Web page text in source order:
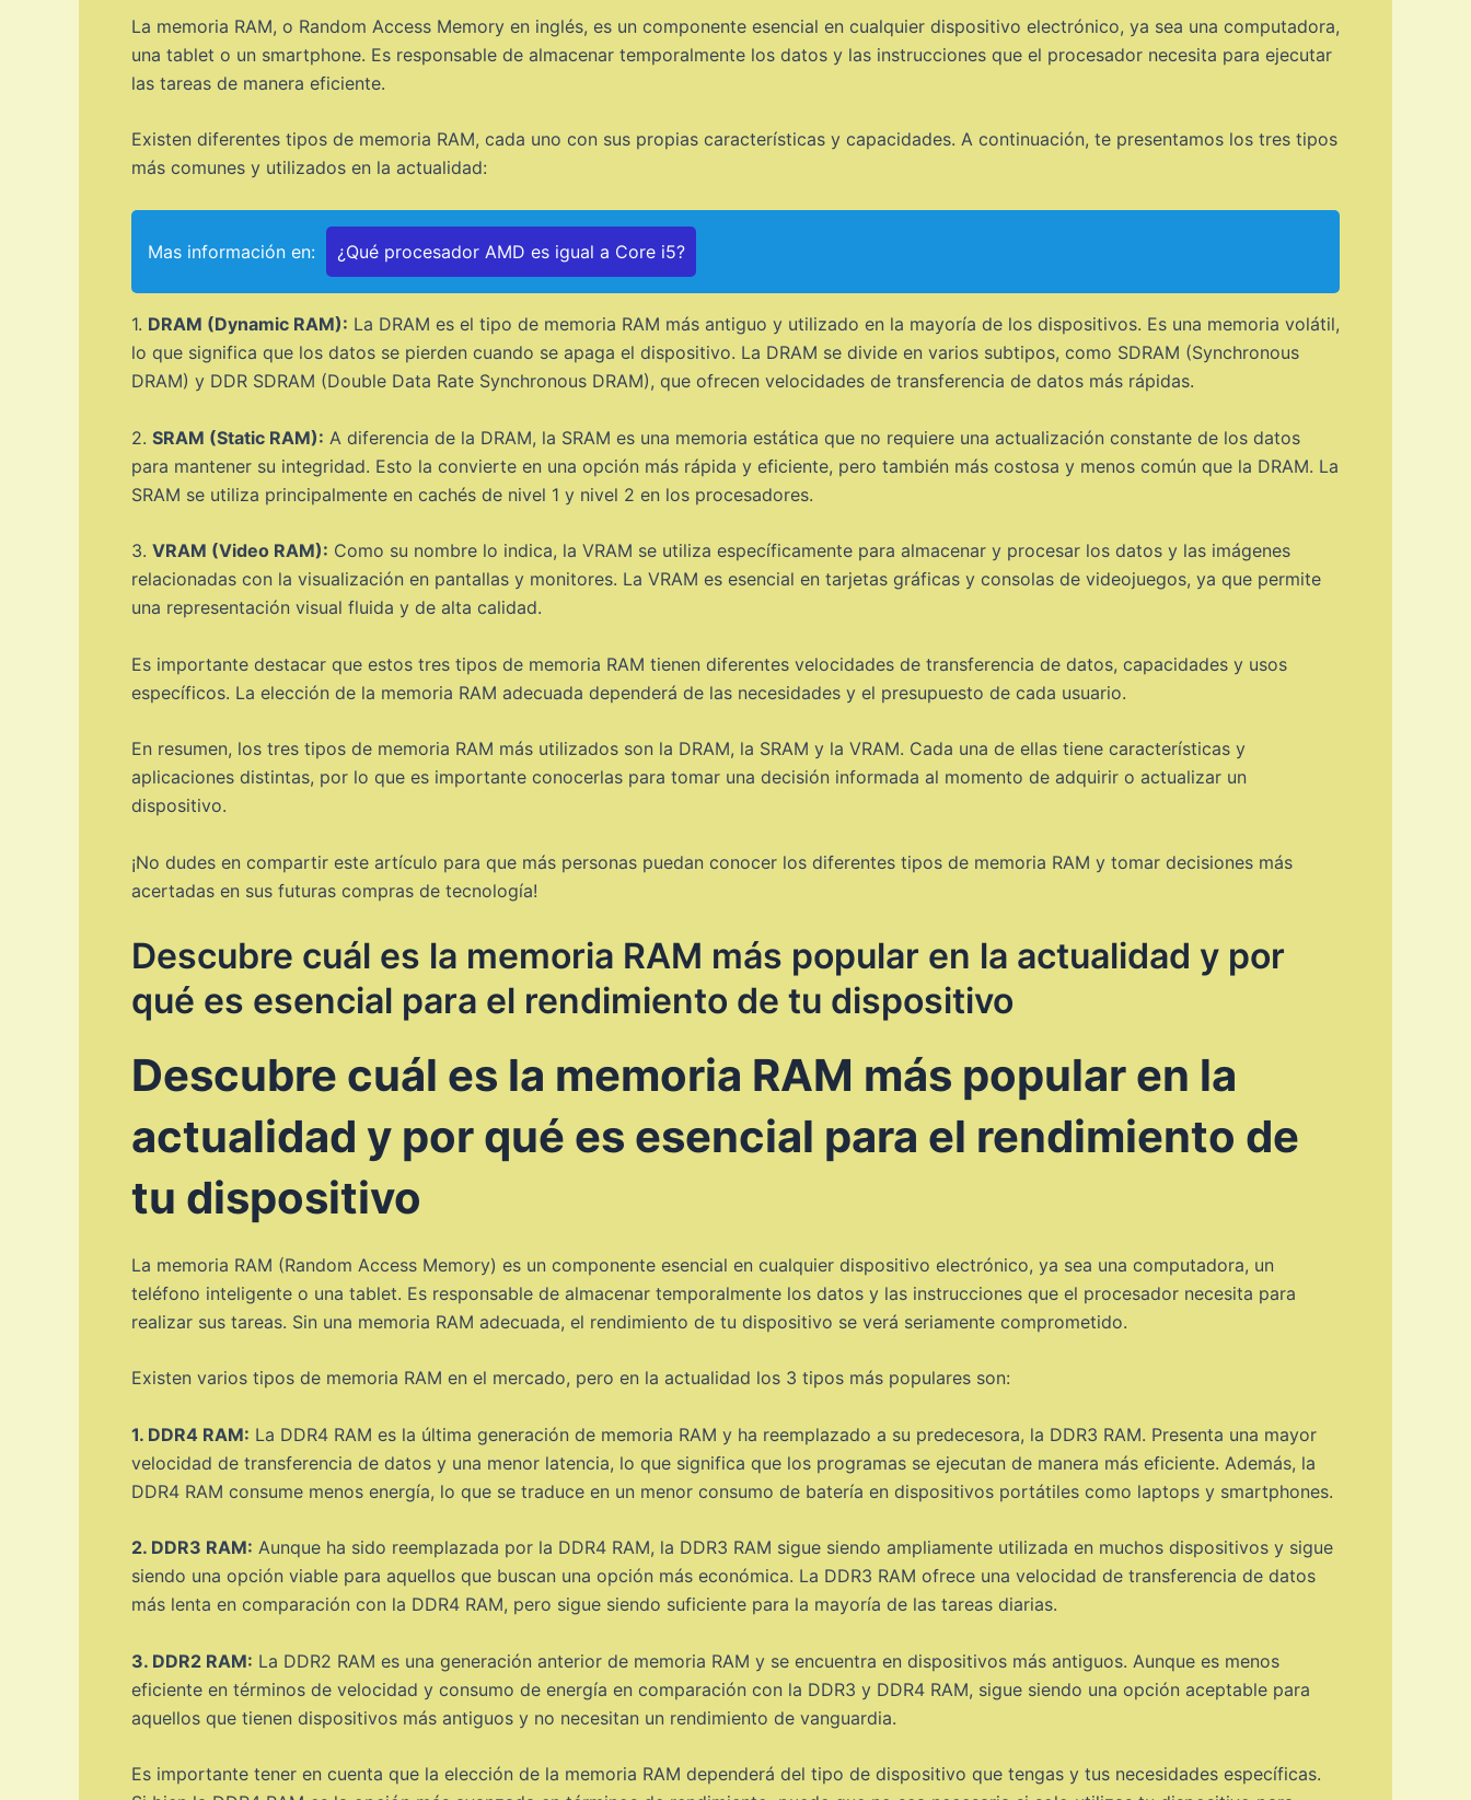
La memoria RAM, o Random Access Memory en inglés, es un componente esencial en cualquier dispositivo electrónico, ya sea una computadora,
una tablet o un smartphone. Es responsable de almacenar temporalmente los datos y las instrucciones que el procesador necesita para ejecutar
las tareas de manera eficiente.
Existen diferentes tipos de memoria RAM, cada uno con sus propias características y capacidades. A continuación, te presentamos los tres tipos
más comunes y utilizados en la actualidad:
Mas información en: ¿Qué procesador AMD es igual a Core i5?
1. DRAM (Dynamic RAM): La DRAM es el tipo de memoria RAM más antiguo y utilizado en la mayoría de los dispositivos. Es una memoria volátil,
lo que significa que los datos se pierden cuando se apaga el dispositivo. La DRAM se divide en varios subtipos, como SDRAM (Synchronous
DRAM) y DDR SDRAM (Double Data Rate Synchronous DRAM), que ofrecen velocidades de transferencia de datos más rápidas.
2. SRAM (Static RAM): A diferencia de la DRAM, la SRAM es una memoria estática que no requiere una actualización constante de los datos
para mantener su integridad. Esto la convierte en una opción más rápida y eficiente, pero también más costosa y menos común que la DRAM. La
SRAM se utiliza principalmente en cachés de nivel 1 y nivel 2 en los procesadores.
3. VRAM (Video RAM): Como su nombre lo indica, la VRAM se utiliza específicamente para almacenar y procesar los datos y las imágenes
relacionadas con la visualización en pantallas y monitores. La VRAM es esencial en tarjetas gráficas y consolas de videojuegos, ya que permite
una representación visual fluida y de alta calidad.
Es importante destacar que estos tres tipos de memoria RAM tienen diferentes velocidades de transferencia de datos, capacidades y usos
específicos. La elección de la memoria RAM adecuada dependerá de las necesidades y el presupuesto de cada usuario.
En resumen, los tres tipos de memoria RAM más utilizados son la DRAM, la SRAM y la VRAM. Cada una de ellas tiene características y
aplicaciones distintas, por lo que es importante conocerlas para tomar una decisión informada al momento de adquirir o actualizar un
dispositivo.
¡No dudes en compartir este artículo para que más personas puedan conocer los diferentes tipos de memoria RAM y tomar decisiones más
acertadas en sus futuras compras de tecnología!
Descubre cuál es la memoria RAM más popular en la actualidad y por
qué es esencial para el rendimiento de tu dispositivo
Descubre cuál es la memoria RAM más popular en la
actualidad y por qué es esencial para el rendimiento de
tu dispositivo
La memoria RAM (Random Access Memory) es un componente esencial en cualquier dispositivo electrónico, ya sea una computadora, un
teléfono inteligente o una tablet. Es responsable de almacenar temporalmente los datos y las instrucciones que el procesador necesita para
realizar sus tareas. Sin una memoria RAM adecuada, el rendimiento de tu dispositivo se verá seriamente comprometido.
Existen varios tipos de memoria RAM en el mercado, pero en la actualidad los 3 tipos más populares son:
1. DDR4 RAM: La DDR4 RAM es la última generación de memoria RAM y ha reemplazado a su predecesora, la DDR3 RAM. Presenta una mayor
velocidad de transferencia de datos y una menor latencia, lo que significa que los programas se ejecutan de manera más eficiente. Además, la
DDR4 RAM consume menos energía, lo que se traduce en un menor consumo de batería en dispositivos portátiles como laptops y smartphones.
2. DDR3 RAM: Aunque ha sido reemplazada por la DDR4 RAM, la DDR3 RAM sigue siendo ampliamente utilizada en muchos dispositivos y sigue
siendo una opción viable para aquellos que buscan una opción más económica. La DDR3 RAM ofrece una velocidad de transferencia de datos
más lenta en comparación con la DDR4 RAM, pero sigue siendo suficiente para la mayoría de las tareas diarias.
3. DDR2 RAM: La DDR2 RAM es una generación anterior de memoria RAM y se encuentra en dispositivos más antiguos. Aunque es menos
eficiente en términos de velocidad y consumo de energía en comparación con la DDR3 y DDR4 RAM, sigue siendo una opción aceptable para
aquellos que tienen dispositivos más antiguos y no necesitan un rendimiento de vanguardia.
Es importante tener en cuenta que la elección de la memoria RAM dependerá del tipo de dispositivo que tengas y tus necesidades específicas.